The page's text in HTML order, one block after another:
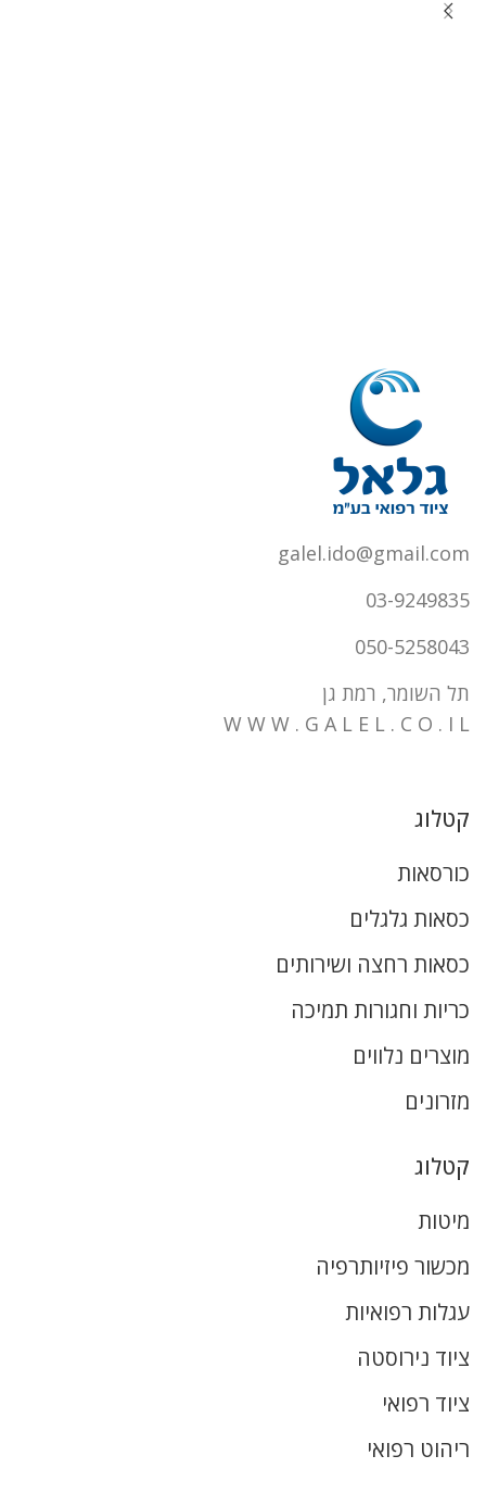
galel.ido@gmail.com
03-9249835
050-5258043
תל השומר, רמת גן
W W W . G A L E L . C O . I L
קטלוג
כורסאות
כסאות גלגלים
כסאות רחצה ושירותים
כריות וחגורות תמיכה
מוצרים נלווים
מזרונים
קטלוג
מיטות
מכשור פיזיותרפיה
עגלות רפואיות
ציוד נירוסטה
ציוד רפואי
ריהוט רפואי